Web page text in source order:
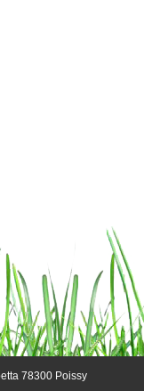
78300 Poissy